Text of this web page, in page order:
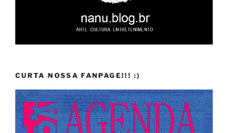
CURTA NOSSA FANPAGE!!! :)